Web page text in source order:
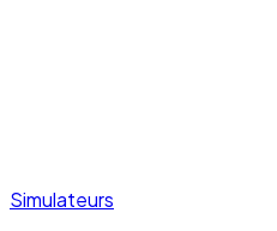
Simulateurs